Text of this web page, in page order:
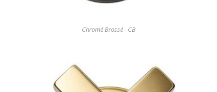
Chromé Brossé - CB